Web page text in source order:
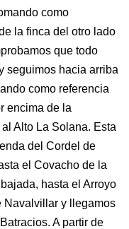
como
la finca del otro lado
que todo
seguimos hacia arriba
como referencia
encima de la
Alto La Solana. Esta
del Cordel de
el Covacho de la
hasta el Arroyo
Navalvillar y llegamos
A partir de